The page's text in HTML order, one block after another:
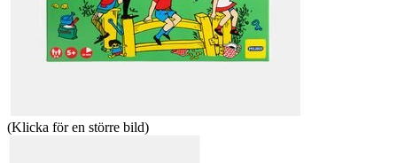
(Klicka för en större bild)